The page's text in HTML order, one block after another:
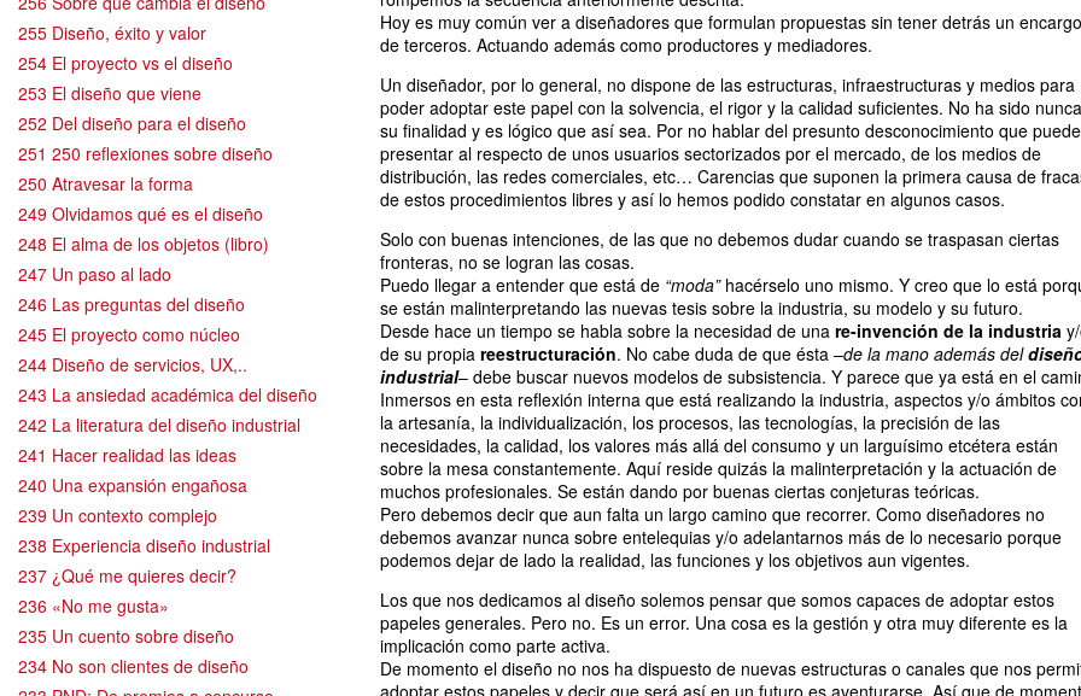
255 Diseño, éxito y valor
254 El proyecto vs el diseño
253 El diseño que viene
252 Del diseño para el diseño
251 250 reflexiones sobre diseño
250 Atravesar la forma
249 Olvidamos qué es el diseño
248 El alma de los objetos (libro)
247 Un paso al lado
246 Las preguntas del diseño
245 El proyecto como núcleo
244 Diseño de servicios, UX,..
243 La ansiedad académica del diseño
242 La literatura del diseño industrial
241 Hacer realidad las ideas
240 Una expansión engañosa
239 Un contexto complejo
238 Experiencia diseño industrial
237 ¿Qué me quieres decir?
236 «No me gusta»
235 Un cuento sobre diseño
234 No son clientes de diseño
Hoy es muy común ver a diseñadores que formulan propuestas sin tener detrás un encargo
de terceros. Actuando además como productores y mediadores.
Un diseñador, por lo general, no dispone de las estructuras, infraestructuras y medios para
poder adoptar este papel con la solvencia, el rigor y la calidad suficientes. No ha sido nunca
su finalidad y es lógico que así sea. Por no hablar del presunto desconocimiento que puede
presentar al respecto de unos usuarios sectorizados por el mercado, de los medios de
distribución, las redes comerciales, etc… Carencias que suponen la primera causa de
de estos procedimientos libres y así lo hemos podido constatar en algunos casos.
Solo con buenas intenciones, de las que no debemos dudar cuando se traspasan ciertas
fronteras, no se logran las cosas.
Puedo llegar a entender que está de “moda”hacérselo uno mismo. Y creo que lo está
se están malinterpretando las nuevas tesis sobre la industria, su modelo y su futuro.
Desde hace un tiempo se habla sobre la necesidad de una re-invención de la industria
de su propia reestructuración. No cabe duda de que ésta –de la mano además del
industrial– debe buscar nuevos modelos de subsistencia. Y parece que ya está en el
Inmersos en esta reflexión interna que está realizando la industria, aspectos y/o ámbitos
la artesanía, la individualización, los procesos, las tecnologías, la precisión de las
necesidades, la calidad, los valores más allá del consumo y un larguísimo etcétera están
sobre la mesa constantemente. Aquí reside quizás la malinterpretación y la actuación de
muchos profesionales. Se están dando por buenas ciertas conjeturas teóricas.
Pero debemos decir que aun falta un largo camino que recorrer. Como diseñadores no
debemos avanzar nunca sobre entelequias y/o adelantarnos más de lo necesario porque
podemos dejar de lado la realidad, las funciones y los objetivos aun vigentes.
Los que nos dedicamos al diseño solemos pensar que somos capaces de adoptar estos
papeles generales. Pero no. Es un error. Una cosa es la gestión y otra muy diferente es la
implicación como parte activa.
De momento el diseño no nos ha dispuesto de nuevas estructuras o canales que nos
adoptar estos papeles y decir que será así en un futuro es aventurarse. Así que de